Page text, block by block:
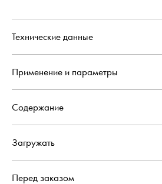
Технические данные
Применение и параметры
Содержание
Загружать
Перед заказом